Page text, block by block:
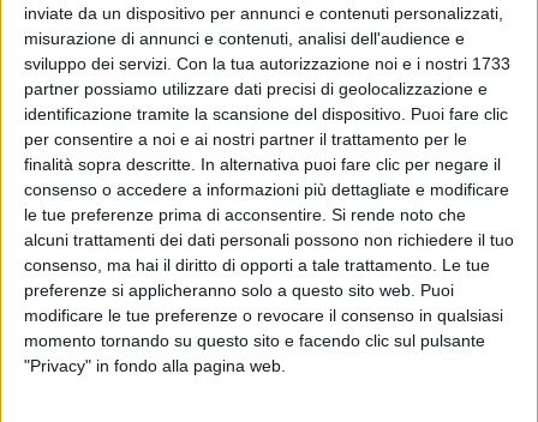
inviate da un dispositivo per annunci e contenuti personalizzati,
misurazione di annunci e contenuti, analisi dell'audience e
sviluppo dei servizi. Con la tua autorizzazione noi e i nostri 1733
partner possiamo utilizzare dati precisi di geolocalizzazione e
identificazione tramite la scansione del dispositivo. Puoi fare clic
per consentire a noi e ai nostri partner il trattamento per le
finalità sopra descritte. In alternativa puoi fare clic per negare il
consenso o accedere a informazioni più dettagliate e modificare
le tue preferenze prima di acconsentire. Si rende noto che
alcuni trattamenti dei dati personali possono non richiedere il tuo
consenso, ma hai il diritto di opporti a tale trattamento. Le tue
preferenze si applicheranno solo a questo sito web. Puoi
modificare le tue preferenze o revocare il consenso in qualsiasi
momento tornando su questo sito e facendo clic sul pulsante
"Privacy" in fondo alla pagina web.
Alessio Bernabei torna in radio con il
singolo “Trinidad”
Spiega così il titolo: “Un nome di donna e un
paradiso terrestre”
Chi siamo